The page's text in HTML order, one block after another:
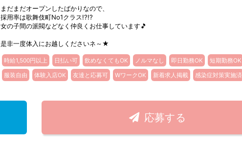
まだまだオープンしたばかりなので、
採用率は歌舞伎町No1クラス!?!?
女の子間の派閥などなく仲良くお仕事しています🎵
是非一度体入にお越しくださいネ～★
時給1,500円以上 日払い可 飲めなくてもOK ノルマなし 即日勤務OK
短期勤務OK
服装自由
体験入店OK 友達と応募可 WワークOK 新着求人掲載 感染症対策実施済
応募する